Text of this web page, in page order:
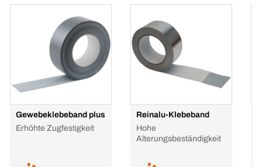
Gewebeklebeband plus
Erhöhte Zugfestigkeit
Reinalu-Klebeband
Hohe
Alterungsbeständigkeit